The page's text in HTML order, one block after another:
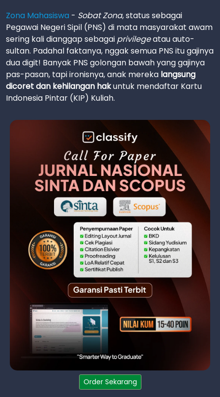
Zona Mahasiswa - Sobat Zona, status sebagai
Pegawai Negeri Sipil (PNS) di mata masyarakat awam
sering kali dianggap sebagai privilegeatau auto-
sultan. Padahal faktanya, nggak semua PNS itu gajinya
dua digit! Banyak PNS golongan bawah yang gajinya
pas-pasan, tapi ironisnya, anak mereka langsung
dicoret dan kehilangan hakuntuk mendaftar Kartu
Indonesia Pintar (KIP) Kuliah.
Order Sekarang